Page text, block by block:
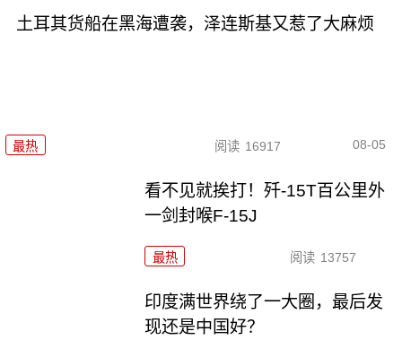
土耳其货船在黑海遭袭，泽连斯基又惹了大麻烦
最热 阅读 16917 08-05
看不见就挨打！歼-15T百公里外
一剑封喉F-15J
最热 阅读 13757
印度满世界绕了一大圈，最后发
现还是中国好？